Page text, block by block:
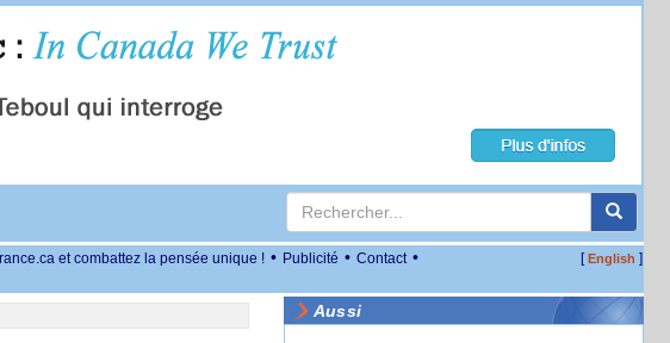
et combattez la pensée unique ! • Publicité • Contact • [English ]
Aussi